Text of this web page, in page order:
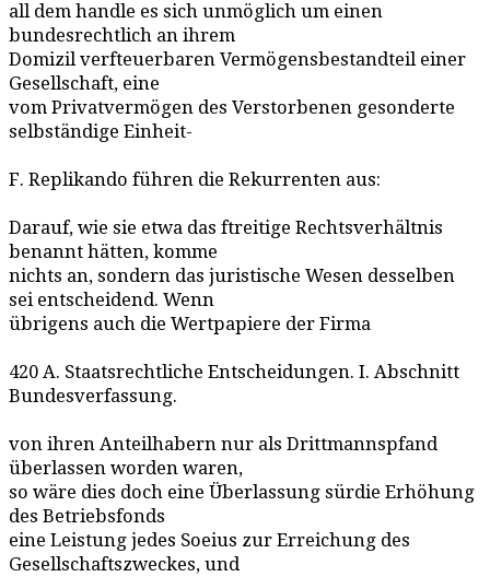
all dem handle es sich unmöglich um einen
bundesrechtlich an ihrem
Domizil verfteuerbaren Vermögensbestandteil einer
Gesellschaft, eine
vom Privatvermögen des Verstorbenen gesonderte
selbständige Einheit-
F. Replikando führen die Rekurrenten aus:
Darauf, wie sie etwa das ftreitige Rechtsverhältnis
benannt hätten, komme
nichts an, sondern das juristische Wesen desselben
sei entscheidend. Wenn
übrigens auch die Wertpapiere der Firma
420 A. Staatsrechtliche Entscheidungen. I. Abschnitt
Bundesverfassung.
von ihren Anteilhabern nur als Drittmannspfand
überlassen worden waren,
so wäre dies doch eine Überlassung sürdie Erhöhung
des Betriebsfonds
eine Leistung jedes Soeius zur Erreichung des
Gesellschaftszweckes, und